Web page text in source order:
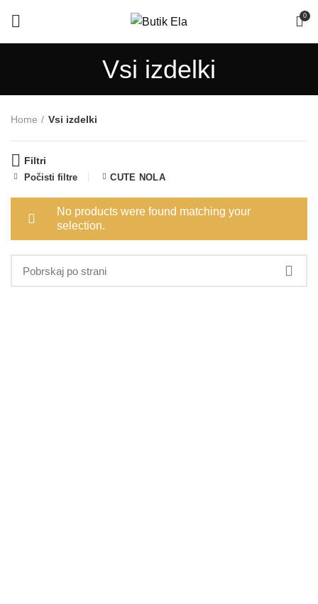
0
Vsi izdelki
Home Vsi izdelki
Filtri
Počisti filtre CUTE NOLA
No products were found matching your
selection.